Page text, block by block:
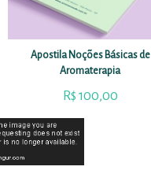
Apostila Noções Básicas de
Aromaterapia
R$ 100,00